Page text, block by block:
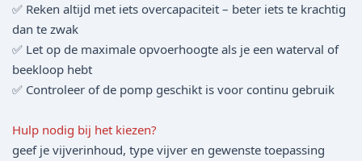
✅ Reken altijd met iets overcapaciteit – beter iets te krachtig
dan te zwak
✅ Let op de maximale opvoerhoogte als je een waterval of
beekloop hebt
✅ Controleer of de pomp geschikt is voor continu gebruik
Hulp nodig bij het kiezen?
geef je vijverinhoud, type vijver en gewenste toepassing